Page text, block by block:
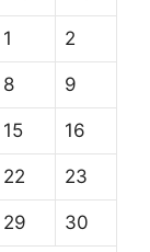
1 2
8 9
15 16
22 23
29 30